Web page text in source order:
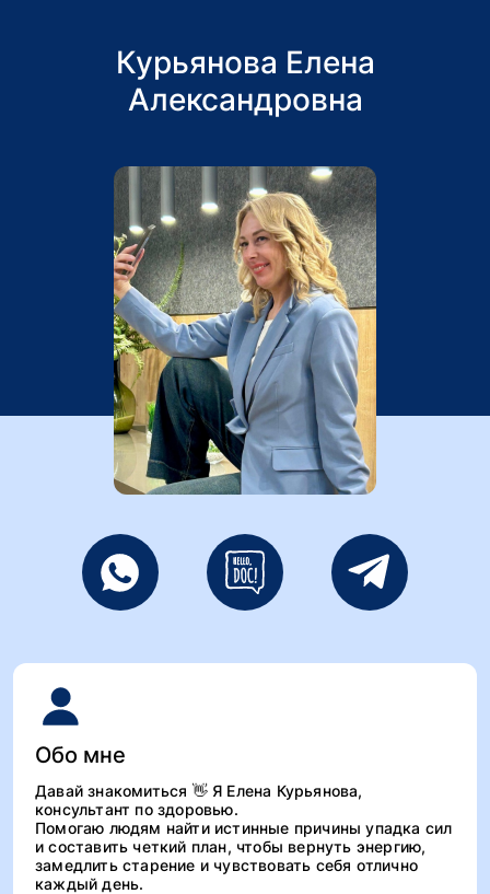
Курьянова Елена
Александровна
Обо мне
Давай знакомиться 👋 Я Елена Курьянова,
консультант по здоровью.
Помогаю людям найти истинные причины упадка сил
и составить четкий план, чтобы вернуть энергию,
замедлить старение и чувствовать себя отлично
каждый день.